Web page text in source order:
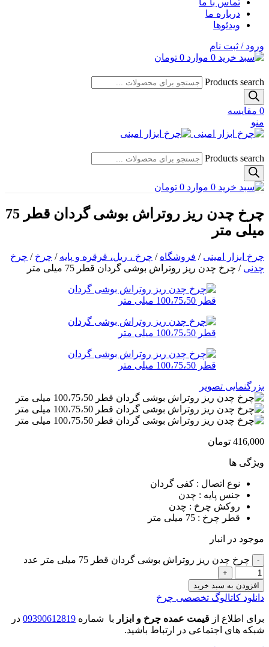
تماس با ما
درباره ما
ویدئوها
ورود / ثبت نام
0 موارد 0 تومان
Products search
0 مقایسه
منو
Products search
0 موارد 0 تومان
چرخ چدن ریز روتراش بوشی گردان قطر 75
میلی متر
چرخ ابزار امینی / فروشگاه / چرخ ، ریل، قرقره و پایه / چرخ / چرخ
چدنی / چرخ چدن ریز روتراش بوشی گردان قطر 75 میلی متر
بزرگنمایی تصویر
416,000 تومان
ویژگی ها
نوع اتصال : کفی گردان
جنس پایه : چدن
روکش چرخ : چدن
قطر چرخ : 75 میلی متر
موجود در انبار
چرخ چدن ریز روتراش بوشی گردان قطر 75 میلی متر عدد
افزودن به سبد خرید
دانلود کاتالوگ تخصصی چرخ
برای اطلاع از قیمت عمده چرخ و ابزار با شماره 09390612819 در
شبکه های اجتماعی در ارتباط باشید.